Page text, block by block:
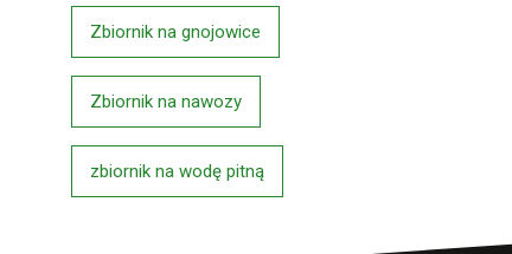
Zbiornik na gnojowice
Zbiornik na nawozy
zbiornik na wodę pitną